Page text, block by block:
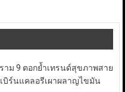
าม 9 ตอกย้ำเทรนด์สุขภาพสาย
เบิร์นแคลอรีเผาผลาญไขมัน